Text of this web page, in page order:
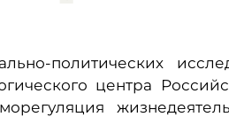
политических
центра